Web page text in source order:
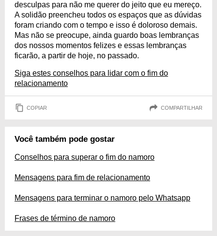
desculpas para não me querer do jeito que eu mereço.
A solidão preencheu todos os espaços que as dúvidas
foram criando com o tempo e isso é doloroso demais.
Mas não se preocupe, ainda guardo boas lembranças
dos nossos momentos felizes e essas lembranças
ficarão, a partir de hoje, no passado.
Siga estes conselhos para lidar com o fim do
relacionamento
COPIAR COMPARTILHAR
Você também pode gostar
Conselhos para superar o fim do namoro
Mensagens para fim de relacionamento
Mensagens para terminar o namoro pelo Whatsapp
Frases de término de namoro